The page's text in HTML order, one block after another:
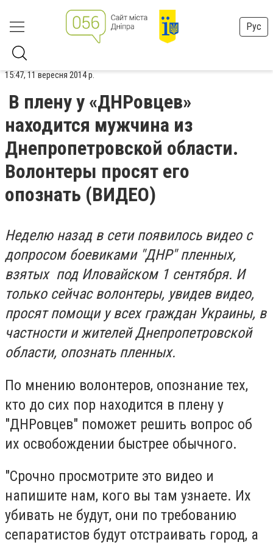
Рус
15:47, 11 вересня 2014 р.
В плену у «ДНРовцев»
находится мужчина из
Днепропетровской области.
Волонтеры просят его
опознать (ВИДЕО)
Неделю назад в сети появилось видео с
допросом боевиками "ДНР" пленных,
взятых под Иловайском 1 сентября. И
только сейчас волонтеры, увидев видео,
просят помощи у всех граждан Украины, в
частности и жителей Днепропетровской
области, опознать пленных.
По мнению волонтеров, опознание тех,
кто до сих пор находится в плену у
"ДНРовцев" поможет решить вопрос об
их освобождении быстрее обычного.
"Срочно просмотрите это видео и
напишите нам, кого вы там узнаете. Их
убивать не будут, они по требованию
сепаратистов будут отстраивать город, а